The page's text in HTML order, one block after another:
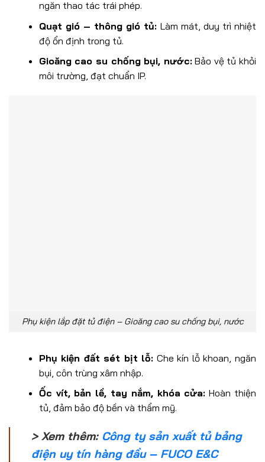
ngăn thao tác trái phép.
Quạt gió – thông gió tủ: Làm mát, duy trì nhiệt
độ ổn định trong tủ.
Gioăng cao su chống bụi, nước:Bảo vệ tủ khỏi
môi trường, đạt chuẩn IP.
Phụ kiện lắp đặt tủ điện – Gioăng cao su chống bụi, nước
Phụ kiện đất sét bịt lỗ: Che kín lỗ khoan, ngăn
bụi, côn trùng xâm nhập.
Ốc vít, bản lề, tay nắm, khóa cửa: Hoàn thiện
tủ, đảm bảo độ bền và thẩm mỹ.
> Xem thêm: Công ty sản xuất tủ bảng
điện uy tín hàng đầu – FUCO E&C